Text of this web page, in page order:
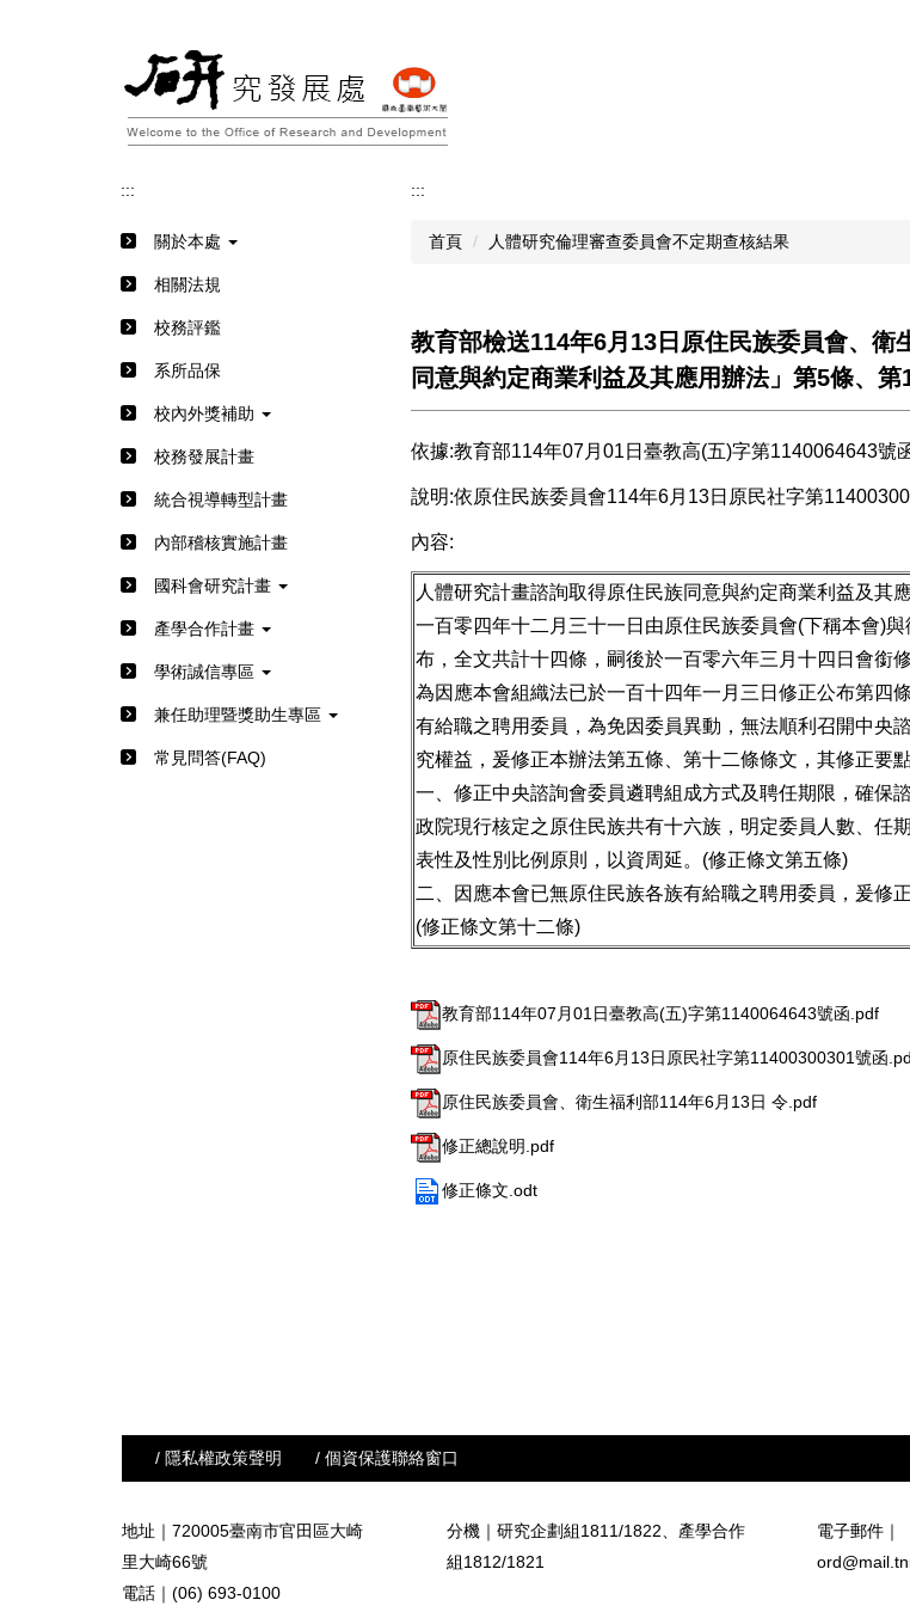
:::
關於本處
相關法規
校務評鑑
系所品保
校內外獎補助
校務發展計畫
統合視導轉型計畫
內部稽核實施計畫
國科會研究計畫
產學合作計畫
學術誠信專區
兼任助理暨獎助生專區
常見問答(FAQ)
:::
首頁 人體研究倫理審查委員會不定期查核結果
教育部檢送114年6月13日原住民族委員會、
同意與約定商業利益及其應用辦法」第5條、第
依據:教育部114年07月01日臺教高(五)字第1140064643號
說明:依原住民族委員會114年6月13日原民社字第
內容:
人體研究計畫諮詢取得原住民族同意與約定商業利益及其
一百零四年十二月三十一日由原住民族委員會(下稱本會)
布，全文共計十四條，嗣後於一百零六年三月十四日會銜修
為因應本會組織法已於一百十四年一月三日修正公布第四
有給職之聘用委員，為免因委員異動，無法順利召開中央
究權益，爰修正本辦法第五條、第十二條條文，其修正要點
一、修正中央諮詢會委員遴聘組成方式及聘任期限，確保
政院現行核定之原住民族共有十六族，明定委員人數、任
表性及性別比例原則，以資周延。(修正條文第五條)
二、因應本會已無原住民族各族有給職之聘用委員，爰修
(修正條文第十二條)
教育部114年07月01日臺教高(五)字第1140064643號函.pdf
原住民族委員會114年6月13日原民社字第11400300301號函
原住民族委員會、衛生福利部114年6月13日 令.pdf
修正總說明.pdf
修正條文.odt
/ 隱私權政策聲明 / 個資保護聯絡窗口
地址｜720005臺南市官田區大崎
里大崎66號
電話｜(06) 693-0100
分機｜研究企劃組1811/1822、 產學合作
組1812/1821
電子郵件｜